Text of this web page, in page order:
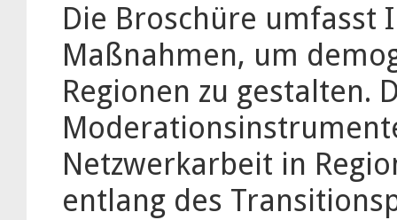
Die Broschüre umfasst
Maßnahmen, um
Regionen zu gestalten.
Netzwerkarbeit in
entlang des